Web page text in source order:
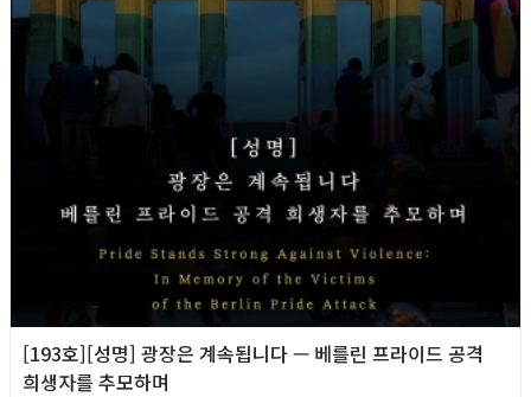
[193호][성명] 광장은 계속됩니다 — 베를린 프라이드 공격
희생자를 추모하며